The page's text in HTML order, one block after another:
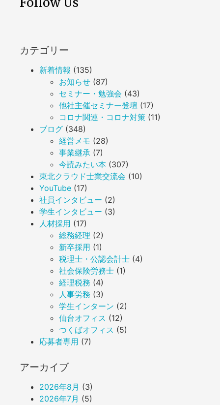
カテゴリー
新着情報 (135)
お知らせ (87)
セミナー・勉強会 (43)
他社主催セミナー登壇 (17)
コロナ関連・コロナ対策 (11)
ブログ (348)
経営メモ (28)
事業継承 (7)
今読みたい本 (307)
東北クラウド士業交流会 (10)
YouTube (17)
社員インタビュー (2)
学生インタビュー (3)
人材採用 (17)
総務経理 (2)
新卒採用 (1)
税理士・公認会計士 (4)
社会保険労務士 (1)
経理税務 (4)
人事労務 (3)
学生インターン (2)
仙台オフィス (12)
つくばオフィス (5)
応募者専用 (7)
アーカイブ
2026年8月 (3)
2026年7月 (5)